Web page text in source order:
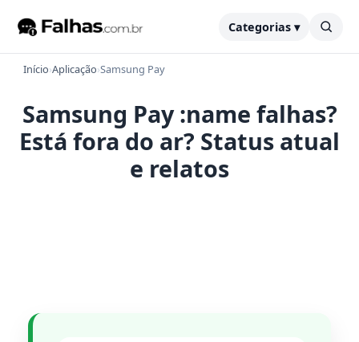
Categorias ▾
Início›Aplicação›Samsung Pay
Samsung Pay :name falhas?
Está fora do ar? Status atual
e relatos